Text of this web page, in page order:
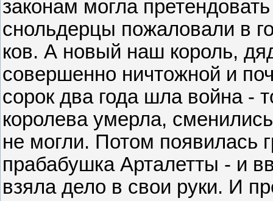
законам могла
снольдерцы пожаловали в
ков. А новый наш король,
совершенно ничтожной и
сорок два года шла война -
королева умерла,
не могли. Потом появилась
прабабушка Арталетты - и
взяла дело в свои руки. И